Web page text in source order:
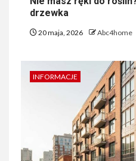
drzewka
20 maja, 2026 Abc4home
INFORMACJE